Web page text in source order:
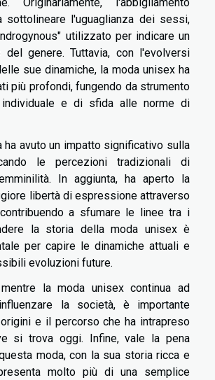
sottolineare l'uguaglianza dei sessi,
utilizzato per indicare un
del genere. Tuttavia, con l'evolversi
sue dinamiche, la moda unisex ha
più profondi, fungendo da strumento
e di sfida alle norme di
ha avuto un impatto significativo sulla
le percezioni tradizionali di
In aggiunta, ha aperto la
libertà di espressione attraverso
contribuendo a sfumare le linee tra i
la storia della moda unisex è
per capire le dinamiche attuali e
evoluzioni future.
la moda unisex continua ad
la società, è importante
e il percorso che ha intrapreso
si trova oggi. Infine, vale la pena
moda, con la sua storia ricca e
molto più di una semplice